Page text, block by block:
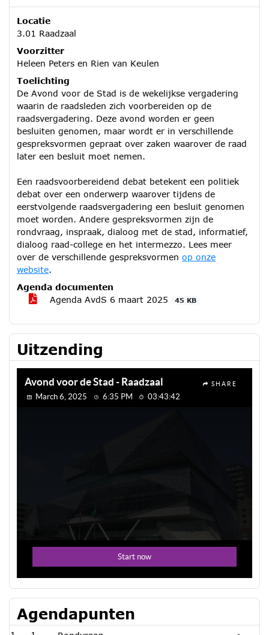
Locatie
3.01 Raadzaal
Voorzitter
Heleen Peters en Rien van Keulen
Toelichting
De Avond voor de Stad is de wekelijkse vergadering
waarin de raadsleden zich voorbereiden op de
raadsvergadering. Deze avond worden er geen
besluiten genomen, maar wordt er in verschillende
gespreksvormen gepraat over zaken waarover de raad
later een besluit moet nemen.
Een raadsvoorbereidend debat betekent een politiek
debat over een onderwerp waarover tijdens de
eerstvolgende raadsvergadering een besluit genomen
moet worden. Andere gespreksvormen zijn de
rondvraag, inspraak, dialoog met de stad, informatief,
dialoog raad-college en het intermezzo. Lees meer
over de verschillende gespreksvormen op onze
website.
Agenda documenten
Agenda AvdS 6 maart 2025
45 KB
Uitzending
Agendapunten